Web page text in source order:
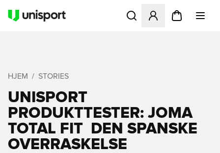
Åbner en Modal til at
HJEM STORIES
UNISPORT
PRODUKTTESTER: JOMA
TOTAL FIT  DEN SPANSKE
OVERRASKELSE